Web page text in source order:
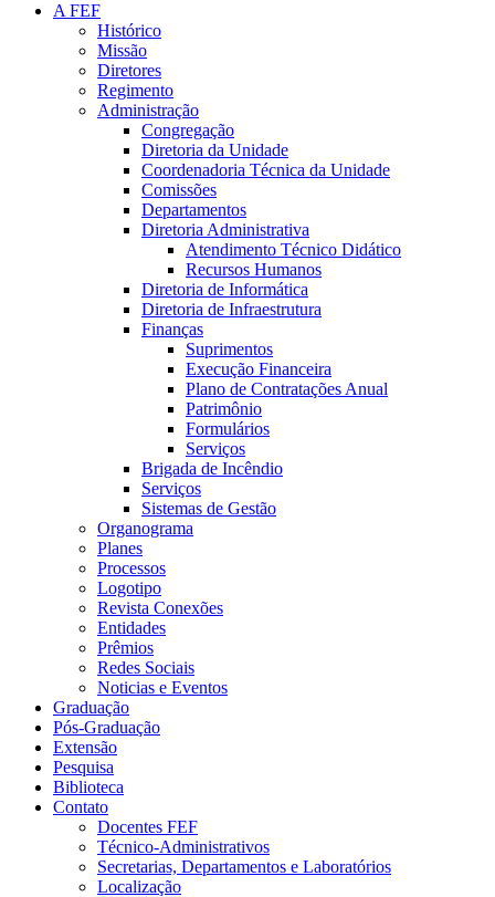
A FEF
Histórico
Missão
Diretores
Regimento
Administração
Congregação
Diretoria da Unidade
Coordenadoria Técnica da Unidade
Comissões
Departamentos
Diretoria Administrativa
Atendimento Técnico Didático
Recursos Humanos
Diretoria de Informática
Diretoria de Infraestrutura
Finanças
Suprimentos
Execução Financeira
Plano de Contratações Anual
Patrimônio
Formulários
Serviços
Brigada de Incêndio
Serviços
Sistemas de Gestão
Organograma
Planes
Processos
Logotipo
Revista Conexões
Entidades
Prêmios
Redes Sociais
Noticias e Eventos
Graduação
Pós-Graduação
Extensão
Pesquisa
Biblioteca
Contato
Docentes FEF
Técnico-Administrativos
Secretarias, Departamentos e Laboratórios
Localização